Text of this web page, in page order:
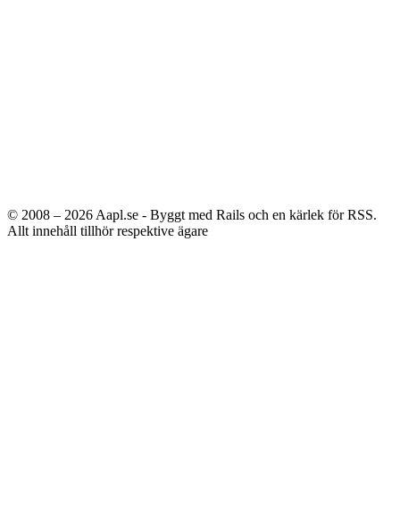
© 2008 – 2026 Aapl.se - Byggt med Rails och en kärlek för RSS.
Allt innehåll tillhör respektive ägare